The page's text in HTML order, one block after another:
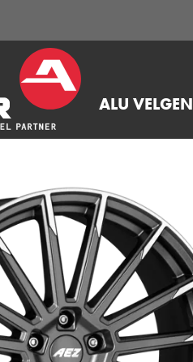
ALU VELGEN